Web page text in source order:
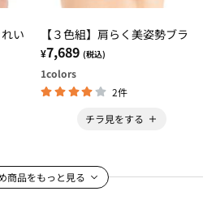
い
【３色組】肩らく美姿勢ブラ
¥7,689 (税込)
1colors
2件
チラ見をする
商品をもっと見る